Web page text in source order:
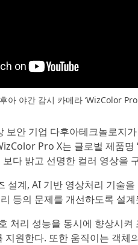
아 야간 감시 카메라 ‘WizColor
보안 기업 다후아테크놀로지
Pro X는 글로벌 제품
다 밝고 선명한 컬러 영상을
설계, AI 기반 영상처리 기술
등의 문제를 개선하도록 설
처리 성능을 동시에 향상시
지원한다. 또한 움직이는 객